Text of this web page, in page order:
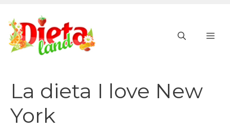
contenuto
La dieta I love New
York